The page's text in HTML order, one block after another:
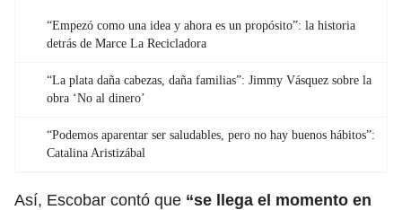
“Empezó como una idea y ahora es un propósito”: la historia
detrás de Marce La Recicladora
“La plata daña cabezas, daña familias”: Jimmy Vásquez sobre la
obra ‘No al dinero’
“Podemos aparentar ser saludables, pero no hay buenos hábitos”:
Catalina Aristizábal
Así, Escobar contó que “se llega el momento en